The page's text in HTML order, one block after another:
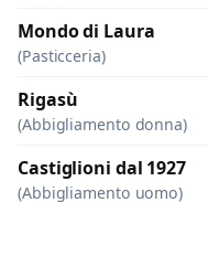
Mondo di Laura
(Pasticceria)
Rigasù
(Abbigliamento donna)
Castiglioni dal 1927
(Abbigliamento uomo)